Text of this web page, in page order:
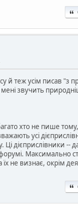
й теж усім писав "з
звучить
хто не пише
усі
дієприслівники --
Максимально
їх не визнає, окрім